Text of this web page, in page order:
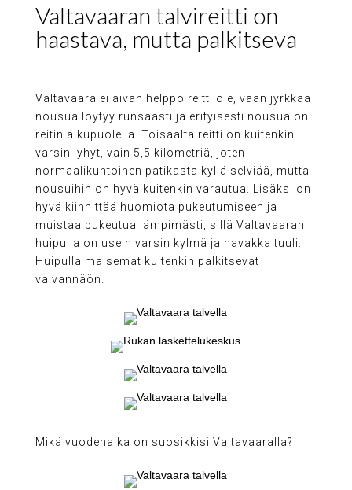
Valtavaaran talvireitti on
haastava, mutta palkitseva
Valtavaara ei aivan helppo reitti ole, vaan jyrkkää
nousua löytyy runsaasti ja erityisesti nousua on
reitin alkupuolella. Toisaalta reitti on kuitenkin
varsin lyhyt, vain 5,5 kilometriä, joten
normaalikuntoinen patikasta kyllä selviää, mutta
nousuihin on hyvä kuitenkin varautua. Lisäksi on
hyvä kiinnittää huomiota pukeutumiseen ja
muistaa pukeutua lämpimästi, sillä Valtavaaran
huipulla on usein varsin kylmä ja navakka tuuli.
Huipulla maisemat kuitenkin palkitsevat
vaivannäön.
Mikä vuodenaika on suosikkisi Valtavaaralla?